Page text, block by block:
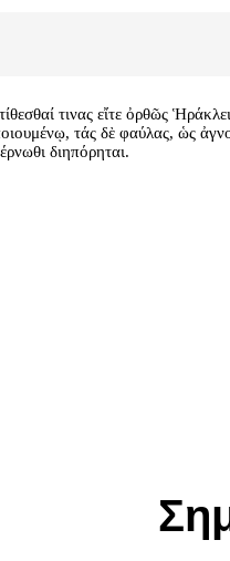
τινας εἴτε ὀρθῶς
τάς δὲ φαύλας, ὡς
διηπόρηται.